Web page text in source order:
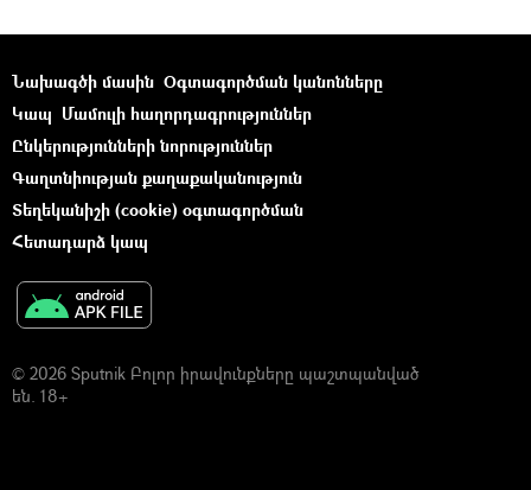
Նախագծի մասին Օգտագործման կանոնները
Կապ Մամուլի հաղորդագրություններ
Ընկերությունների նորություններ
Գաղտնիության քաղաքականություն
Տեղեկանիշի (cookie) օգտագործման
Հետադարձ կապ
© 2026 Sputnik Բոլոր իրավունքները պաշտպանված
են. 18+